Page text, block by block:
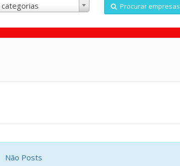
Procurar empresas
Não Posts